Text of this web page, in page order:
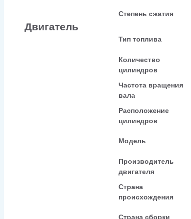
Двигатель
Степень сжатия
Тип топлива
Количество
цилиндров
Частота вращения
вала
Расположение
цилиндров
Модель
Производитель
двигателя
Страна
происхождения
Страна сборки